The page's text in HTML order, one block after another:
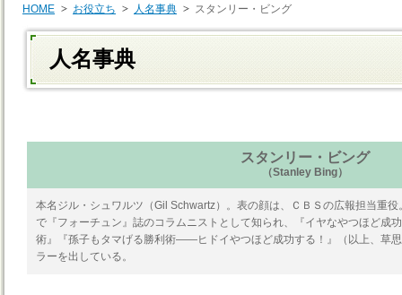
HOME お役立ち 人名事典 スタンリー・ビング
人名事典
スタンリー・ビング
（Stanley Bing）
本名ジル・シュワルツ（Gil Schwartz）。表の顔は、ＣＢＳの広報担当重
で『フォーチュン』誌のコラムニストとして知られ、『イヤなやつほど
術』『孫子もタマげる勝利術――ヒドイやつほど成功する！』（以上、草
ラーを出している。